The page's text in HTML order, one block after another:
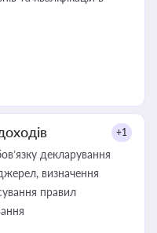
+1
декларування
визначення
правил